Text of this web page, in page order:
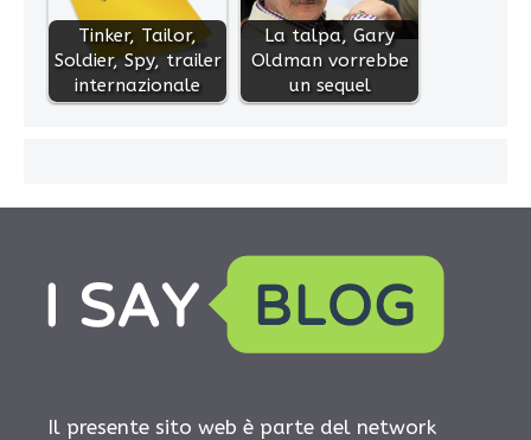
Tinker, Tailor,
Soldier, Spy, trailer
internazionale
La talpa, Gary
Oldman vorrebbe
un sequel
Il presente sito web è parte del network